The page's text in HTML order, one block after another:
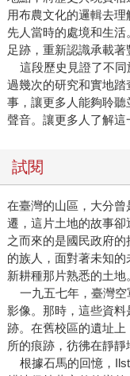
用布農文化的邏輯去
先人當時的處境和生
足跡，重新認識承載著
這段歷史見證了不同
過幾次的研究和實地
事，讓更多人能夠聆
聲音。讓更多人了解這
試閱
在臺灣的山區，大分
遷，這片土地的故事
之而來的是國民政府
的族人，面對著未知
新耕種那片熟悉的土地
一九五七年，臺灣空
影像。那時，這些資
跡。在舊校區的遺址
所的痕跡，彷彿在靜靜
根據石馬的回憶，